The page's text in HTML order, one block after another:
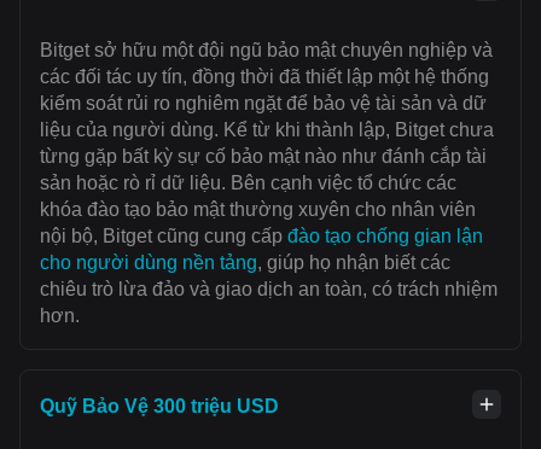
Bitget sở hữu một đội ngũ bảo mật chuyên nghiệp và
các đối tác uy tín, đồng thời đã thiết lập một hệ thống
kiểm soát rủi ro nghiêm ngặt để bảo vệ tài sản và dữ
liệu của người dùng. Kể từ khi thành lập, Bitget chưa
từng gặp bất kỳ sự cố bảo mật nào như đánh cắp tài
sản hoặc rò rỉ dữ liệu. Bên cạnh việc tổ chức các
khóa đào tạo bảo mật thường xuyên cho nhân viên
nội bộ, Bitget cũng cung cấp đào tạo chống gian lận
cho người dùng nền tảng, giúp họ nhận biết các
chiêu trò lừa đảo và giao dịch an toàn, có trách nhiệm
hơn.
Quỹ Bảo Vệ 300 triệu USD